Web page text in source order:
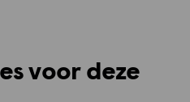
voor deze